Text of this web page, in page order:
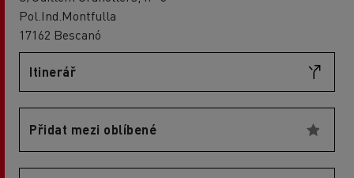
Pol.Ind.Montfulla
17162 Bescanó
Itinerář
Přidat mezi oblíbené